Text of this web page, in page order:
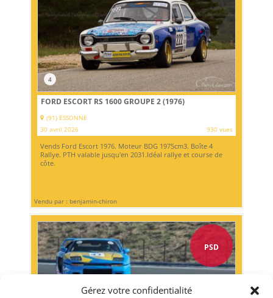
Gérez votre confidentialité
4
FORD ESCORT RS 1600 GROUPE 2 (1976)
(91) ESSONNE
30 avril 2026
930 vues
Vends Ford Escort 1976. Moteur BDG 1975cm3. Boîte 4
Rallye. PTH valable jusqu'en 2031.Idéal rallye et course de
côte.
Vendu par : benjamin-chiron
PSD